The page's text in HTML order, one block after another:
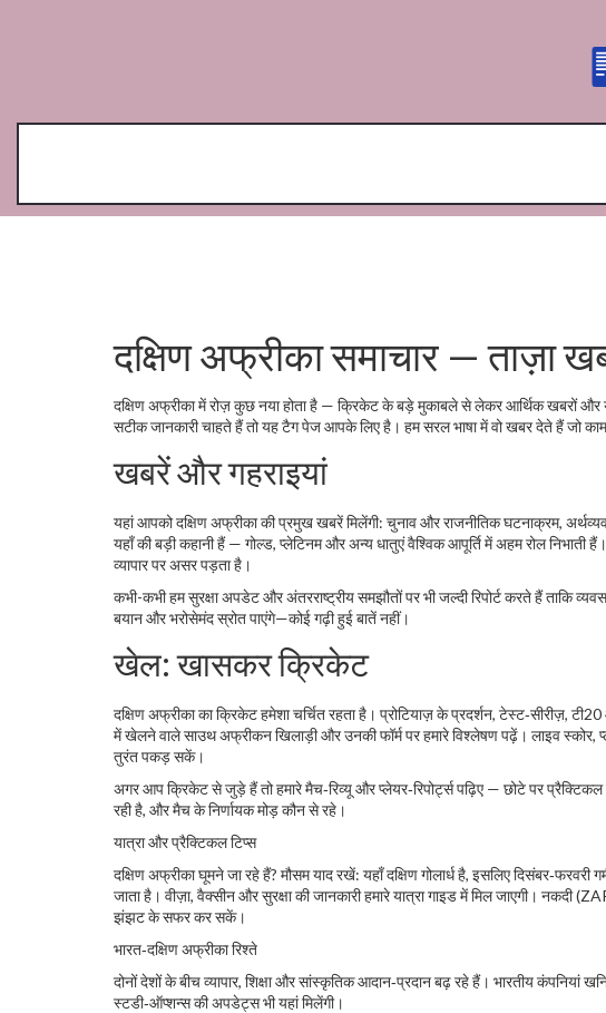
दक्षिण अफ्रीका समाचार — ताज़ा
दक्षिण अफ्रीका में रोज़ कुछ नया होता है — क्रिकेट के बड़े मुकाबले से लेकर आर्थिक खबरों और
सटीक जानकारी चाहते हैं तो यह टैग पेज आपके लिए है। हम सरल भाषा में वो खबर देते हैं जो
खबरें और गहराइयां
यहां आपको दक्षिण अफ्रीका की प्रमुख खबरें मिलेंगी: चुनाव और राजनीतिक घटनाक्रम,
यहाँ की बड़ी कहानी हैं — गोल्ड, प्लेटिनम और अन्य धातुएं वैश्विक आपूर्ति में अहम रोल निभाती
व्यापार पर असर पड़ता है।
कभी-कभी हम सुरक्षा अपडेट और अंतरराष्ट्रीय समझौतों पर भी जल्दी रिपोर्ट करते हैं ताकि
बयान और भरोसेमंद स्रोत पाएंगे—कोई गढ़ी हुई बातें नहीं।
खेल: खासकर क्रिकेट
दक्षिण अफ्रीका का क्रिकेट हमेशा चर्चित रहता है। प्रोटियाज़ के प्रदर्शन, टेस्ट‑सीरीज़,
में खेलने वाले साउथ अफ्रीकन खिलाड़ी और उनकी फॉर्म पर हमारे विश्लेषण पढ़ें। लाइव
तुरंत पकड़ सकें।
अगर आप क्रिकेट से जुड़े हैं तो हमारे मैच‑रिव्यू और प्लेयर‑रिपोर्ट्स पढ़िए — छोटे पर प्रैक्टिकल
रही है, और मैच के निर्णायक मोड़ कौन से रहे।
यात्रा और प्रैक्टिकल टिप्स
दक्षिण अफ्रीका घूमने जा रहे हैं? मौसम याद रखें: यहाँ दक्षिण गोलार्ध है, इसलिए
जाता है। वीज़ा, वैक्सीन और सुरक्षा की जानकारी हमारे यात्रा गाइड में मिल जाएगी। नकदी
झंझट के सफर कर सकें।
भारत‑दक्षिण अफ्रीका रिश्ते
दोनों देशों के बीच व्यापार, शिक्षा और सांस्कृतिक आदान‑प्रदान बढ़ रहे हैं। भारतीय
स्टडी‑ऑप्शन्स की अपडेट्स भी यहां मिलेंगी।